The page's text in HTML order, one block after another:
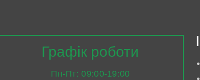
Графік роботи
Пн-Пт: 09:00-19:00